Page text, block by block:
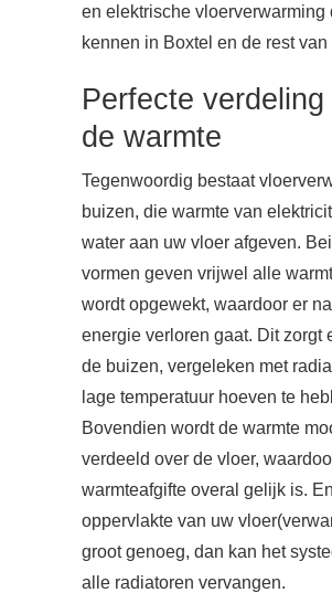
en elektrische vloerverwarming
kennen in Boxtel en de rest van
Perfecte verdeling
de warmte
Tegenwoordig bestaat
buizen, die warmte van
water aan uw vloer afgeven.
vormen geven vrijwel alle
wordt opgewekt, waardoor er
energie verloren gaat. Dit zorgt
de buizen, vergeleken met
lage temperatuur hoeven te
Bovendien wordt de warmte
verdeeld over de vloer,
warmteafgifte overal gelijk is.
oppervlakte van uw
groot genoeg, dan kan het
alle radiatoren vervangen.